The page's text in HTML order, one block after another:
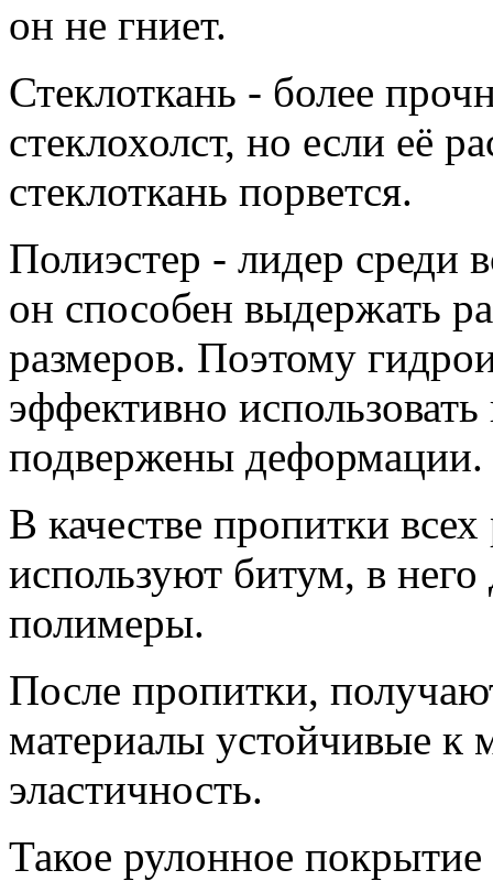
он не гниет.
Стеклоткань - более
стеклохолст, но если её
стеклоткань порвется.
Полиэстер - лидер среди
он способен выдержать
размеров. Поэтому
эффективно
подвержены деформации.
В качестве пропитки
используют битум, в
полимеры.
После пропитки,
материалы устойчивые
эластичность.
Такое рулонное